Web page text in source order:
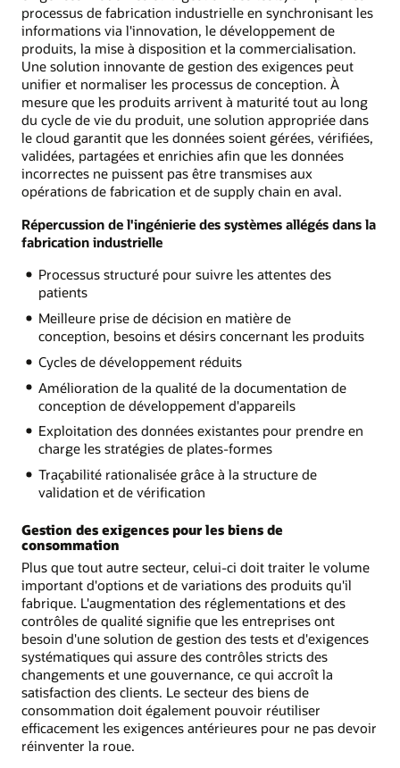
processus de fabrication industrielle en synchronisant les
informations via l'innovation, le développement de
produits, la mise à disposition et la commercialisation.
Une solution innovante de gestion des exigences peut
unifier et normaliser les processus de conception. À
mesure que les produits arrivent à maturité tout au long
du cycle de vie du produit, une solution appropriée dans
le cloud garantit que les données soient gérées, vérifiées,
validées, partagées et enrichies afin que les données
incorrectes ne puissent pas être transmises aux
opérations de fabrication et de supply chain en aval.
Répercussion de l'ingénierie des systèmes allégés dans la
fabrication industrielle
Processus structuré pour suivre les attentes des
patients
Meilleure prise de décision en matière de
conception, besoins et désirs concernant les produits
Cycles de développement réduits
Amélioration de la qualité de la documentation de
conception de développement d'appareils
Exploitation des données existantes pour prendre en
charge les stratégies de plates-formes
Traçabilité rationalisée grâce à la structure de
validation et de vérification
Gestion des exigences pour les biens de
consommation
Plus que tout autre secteur, celui-ci doit traiter le volume
important d'options et de variations des produits qu'il
fabrique. L'augmentation des réglementations et des
contrôles de qualité signifie que les entreprises ont
besoin d'une solution de gestion des tests et d'exigences
systématiques qui assure des contrôles stricts des
changements et une gouvernance, ce qui accroît la
satisfaction des clients. Le secteur des biens de
consommation doit également pouvoir réutiliser
efficacement les exigences antérieures pour ne pas devoir
réinventer la roue.